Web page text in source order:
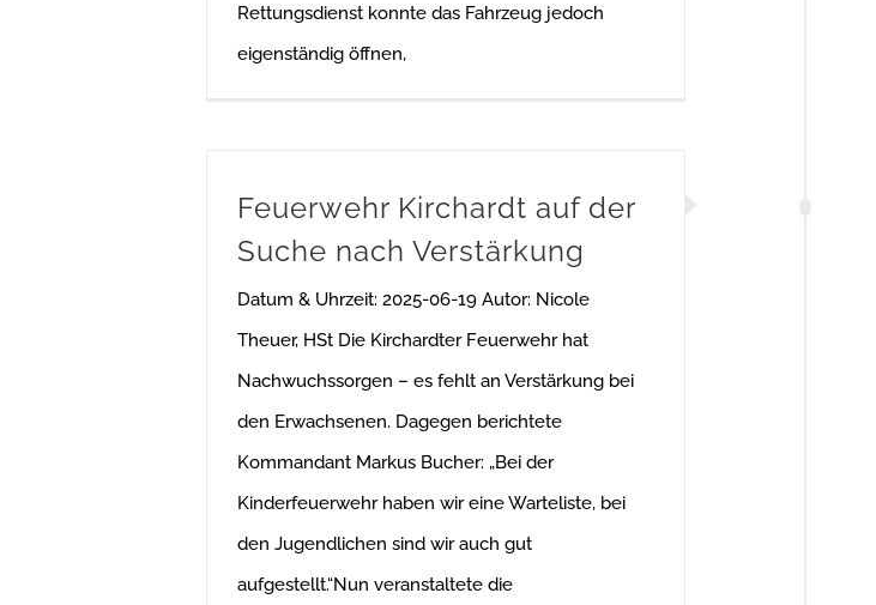
Rettungsdienst konnte das Fahrzeug jedoch
eigenständig öffnen,
Feuerwehr Kirchardt auf der
Suche nach Verstärkung
Datum & Uhrzeit: 2025-06-19 Autor: Nicole
Theuer, HSt Die Kirchardter Feuerwehr hat
Nachwuchssorgen – es fehlt an Verstärkung bei
den Erwachsenen. Dagegen berichtete
Kommandant Markus Bucher: „Bei der
Kinderfeuerwehr haben wir eine Warteliste, bei
den Jugendlichen sind wir auch gut
aufgestellt.“Nun veranstaltete die